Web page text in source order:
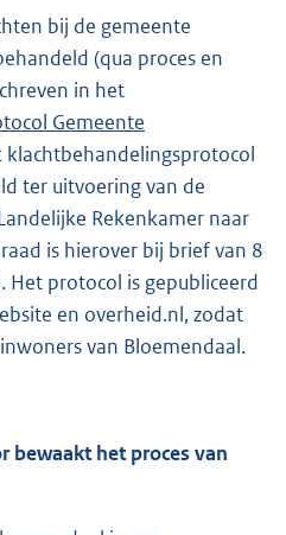
bij de gemeente
(qua proces en
in het
Gemeente
klachtbehandelingsprotocol
ter uitvoering van de
Rekenkamer naar
is hierover bij brief van 8
protocol is gepubliceerd
en overheid.nl, zodat
van Bloemendaal.
bewaakt het proces van